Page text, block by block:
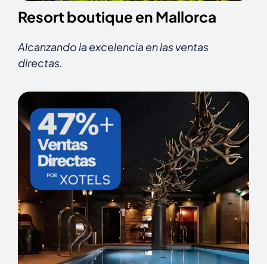
Resort boutique en Mallorca
Alcanzando la excelencia en las ventas
directas.